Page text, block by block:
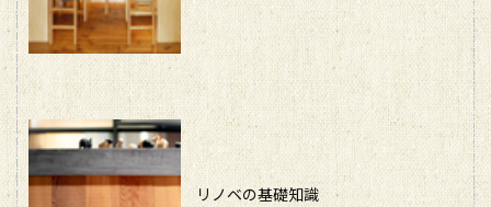
リノベの基礎知識